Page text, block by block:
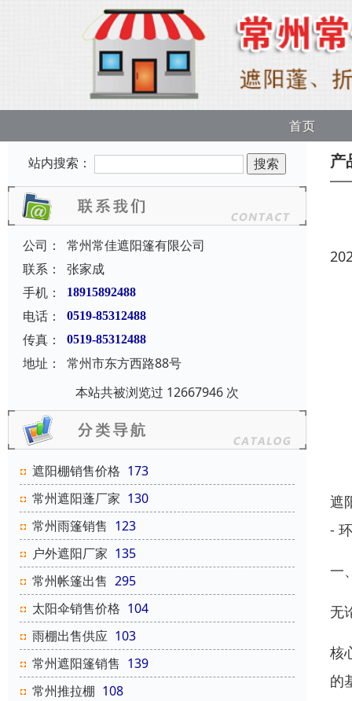
首页
站内搜索：
公司：
常州常佳遮阳篷有限公司
联系：
张家成
手机：
18915892488
电话： 0519-85312488
传真： 0519-85312488
地址：
常州市东方西路88号
本站共被浏览过 12667946 次
遮阳棚销售价格 173
常州遮阳蓬厂家 130
常州雨篷销售 123
户外遮阳厂家 135
常州帐篷出售 295
太阳伞销售价格 104
雨棚出售供应 103
常州遮阳篷销售 139
常州推拉棚 108
产
遮
-
一
无
核
的